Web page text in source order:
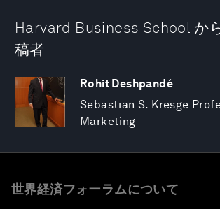
Harvard Business School か
稿者
Rohit Deshpandé
Sebastian S. Kresge
Marketing
世界経済フォーラムについて